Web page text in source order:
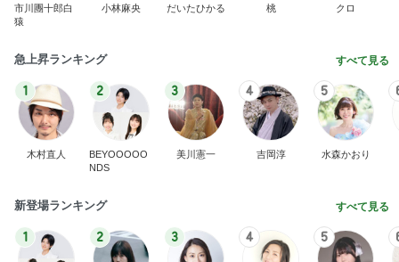
市川團十郎白
猿
小林麻央 だいたひかる 桃 クロ
急上昇ランキング すべて見る
1
木村直人
2
BEYOOOOO
NDS
3
美川憲一
4
吉岡淳
5
水森かおり
新登場ランキング すべて見る
1 2 3 4 5